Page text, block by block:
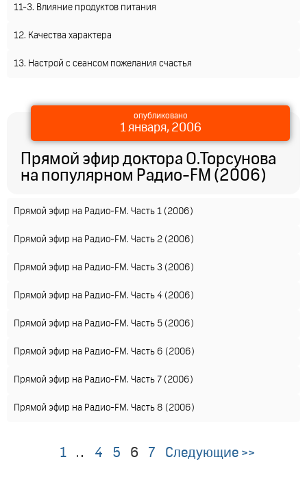
11-3. Влияние продуктов питания
12. Качества характера
13. Настрой с сеансом пожелания счастья
опубликовано
1 января, 2006
Прямой эфир доктора О.Торсунова
на популярном Радио-FM (2006)
Прямой эфир на Радио-FM. Часть 1 (2006)
Прямой эфир на Радио-FM. Часть 2 (2006)
Прямой эфир на Радио-FM. Часть 3 (2006)
Прямой эфир на Радио-FM. Часть 4 (2006)
Прямой эфир на Радио-FM. Часть 5 (2006)
Прямой эфир на Радио-FM. Часть 6 (2006)
Прямой эфир на Радио-FM. Часть 7 (2006)
Прямой эфир на Радио-FM. Часть 8 (2006)
1 … 4 5 6 7 Следующие >>